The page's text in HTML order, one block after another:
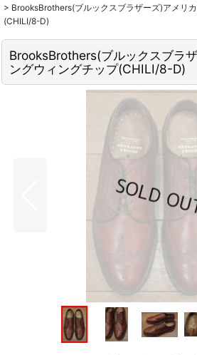
> BrooksBrothers(ブルックスブラザーズ)アメリ
(CHILI/8-D)
BrooksBrothers(ブルックスブラ
ングウィングチップ(CHILI/8-D)